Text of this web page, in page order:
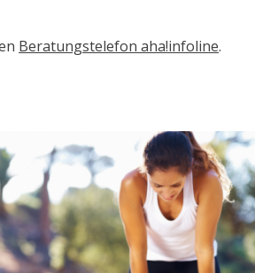
Beratungstelefon aha!infoline.